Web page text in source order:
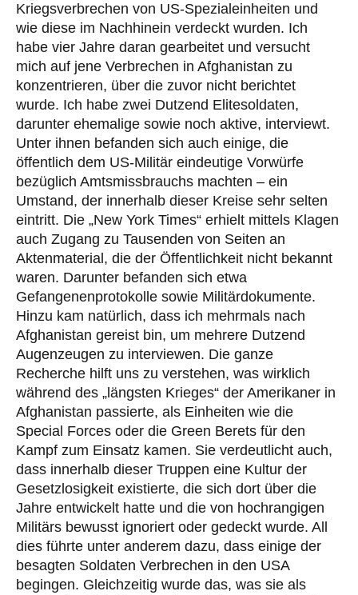
Kriegsverbrechen von US-Spezialeinheiten und
wie diese im Nachhinein verdeckt wurden. Ich
habe vier Jahre daran gearbeitet und versucht
mich auf jene Verbrechen in Afghanistan zu
konzentrieren, über die zuvor nicht berichtet
wurde. Ich habe zwei Dutzend Elitesoldaten,
darunter ehemalige sowie noch aktive, interviewt.
Unter ihnen befanden sich auch einige, die
öffentlich dem US-Militär eindeutige Vorwürfe
bezüglich Amtsmissbrauchs machten – ein
Umstand, der innerhalb dieser Kreise sehr selten
eintritt. Die „New York Times“ erhielt mittels Klagen
auch Zugang zu Tausenden von Seiten an
Aktenmaterial, die der Öffentlichkeit nicht bekannt
waren. Darunter befanden sich etwa
Gefangenenprotokolle sowie Militärdokumente.
Hinzu kam natürlich, dass ich mehrmals nach
Afghanistan gereist bin, um mehrere Dutzend
Augenzeugen zu interviewen. Die ganze
Recherche hilft uns zu verstehen, was wirklich
während des „längsten Krieges“ der Amerikaner in
Afghanistan passierte, als Einheiten wie die
Special Forces oder die Green Berets für den
Kampf zum Einsatz kamen. Sie verdeutlicht auch,
dass innerhalb dieser Truppen eine Kultur der
Gesetzlosigkeit existierte, die sich dort über die
Jahre entwickelt hatte und die von hochrangigen
Militärs bewusst ignoriert oder gedeckt wurde. All
dies führte unter anderem dazu, dass einige der
besagten Soldaten Verbrechen in den USA
begingen. Gleichzeitig wurde das, was sie als